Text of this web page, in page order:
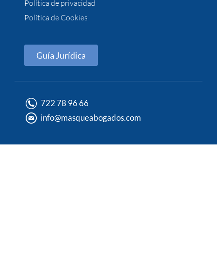
Política de privacidad
Política de Cookies
Guía Jurídica
722 78 96 66
info@masqueabogados.com